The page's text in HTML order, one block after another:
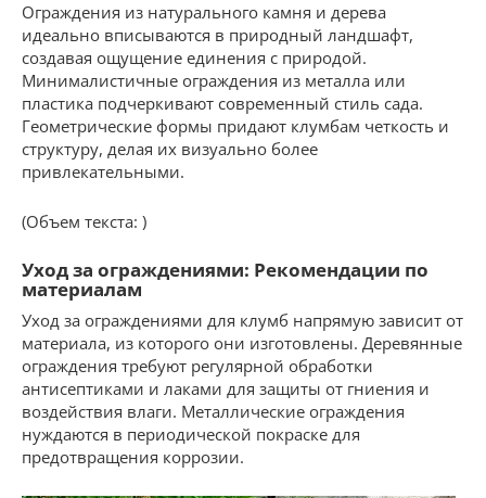
Ограждения из натурального камня и дерева
идеально вписываются в природный ландшафт,
создавая ощущение единения с природой.
Минималистичные ограждения из металла или
пластика подчеркивают современный стиль сада.
Геометрические формы придают клумбам четкость и
структуру, делая их визуально более
привлекательными.
(Объем текста: )
Уход за ограждениями: Рекомендации по
материалам
Уход за ограждениями для клумб напрямую зависит от
материала, из которого они изготовлены. Деревянные
ограждения требуют регулярной обработки
антисептиками и лаками для защиты от гниения и
воздействия влаги. Металлические ограждения
нуждаются в периодической покраске для
предотвращения коррозии.